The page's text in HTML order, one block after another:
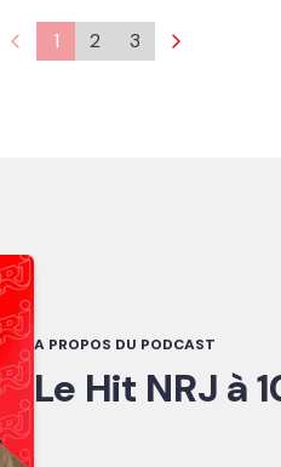
1 2 3
A PROPOS DU PODCAST
Le Hit NRJ à